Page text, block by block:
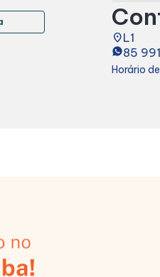
placeL1
85
Horário